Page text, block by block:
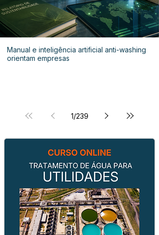
Manual e inteligência artificial anti-washing
orientam empresas
1/239